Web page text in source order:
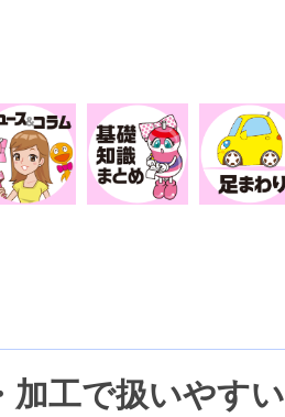
加工で扱いやすい